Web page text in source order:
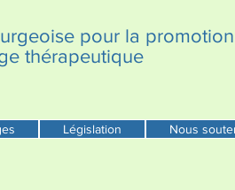
pour la promotion
thérapeutique
Législation Nous